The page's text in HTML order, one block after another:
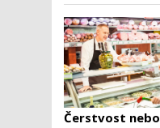
Čerstvost nebo